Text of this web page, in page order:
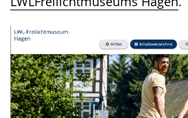
Gebärdensprache
wird
angezeigt.